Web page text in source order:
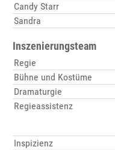
Candy Starr
Sandra
Inszenierungsteam
Regie
Bühne und Kostüme
Dramaturgie
Regieassistenz
Inspizienz